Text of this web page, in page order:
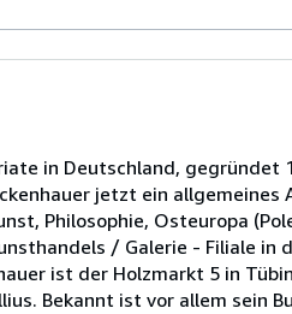
in Deutschland, gegründet
jetzt ein
Philosophie, Osteuropa
/ Galerie - Filiale
ist der Holzmarkt 5 in
Bekannt ist vor allem sein